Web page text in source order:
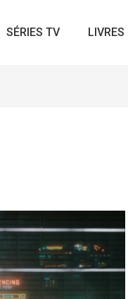
SÉRIES TV LIVRES